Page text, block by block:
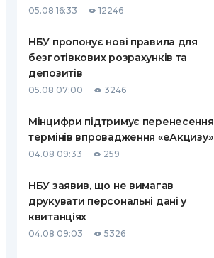
ВСІ СТРАХОВІ ПОЛІСИ
СТРАХОВІ КОМПАНІЇ
ВІДГУКИ ПРО СТРАХОВІ
КОМПАНІЇ
КОНТАКТИ
05.08 16:33 12246
НБУ пропонує нові правила для
безготівкових розрахунків та
депозитів
05.08 07:00 3246
Мінцифри підтримує перенесення
термінів впровадження «еАкцизу»
04.08 09:33 259
НБУ заявив, що не вимагав
друкувати персональні дані у
квитанціях
04.08 09:03 5326